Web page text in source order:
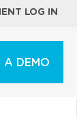
LOG IN
A DEMO